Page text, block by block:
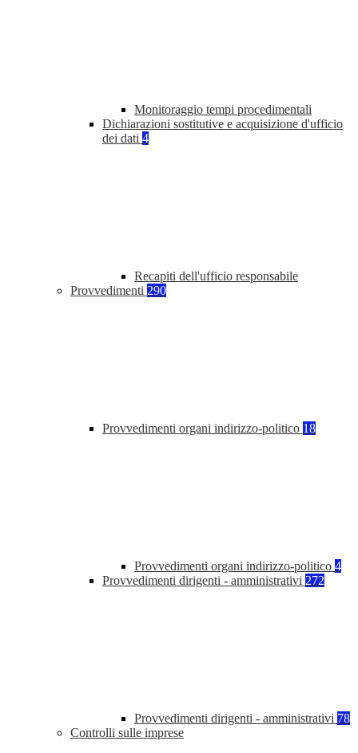
Monitoraggio tempi procedimentali
Dichiarazioni sostitutive e acquisizione d'ufficio
dei dati 4
Recapiti dell'ufficio responsabile
Provvedimenti 290
Provvedimenti organi indirizzo-politico 18
Provvedimenti organi indirizzo-politico 4
Provvedimenti dirigenti - amministrativi 272
Provvedimenti dirigenti - amministrativi 78
Controlli sulle imprese